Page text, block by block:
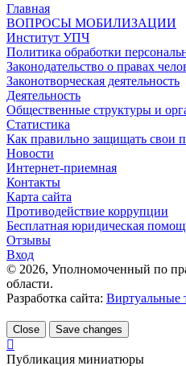
Главная
ВОПРОСЫ МОБИЛИЗАЦИИ
Институт УПЧ
Политика обработки
Законодательство о правах
Законотворческая деятельность
Деятельность
Общественные структуры и
Статистика
Как правильно защищать свои
Новости
Интернет-приемная
Контакты
Карта сайта
Противодействие коррупции
Бесплатная юридическая
Отзывы
Вход
© 2026, Уполномоченный по
области.
Разработка сайта: Виртуальные
Close Save changes
Публикация миниатюры